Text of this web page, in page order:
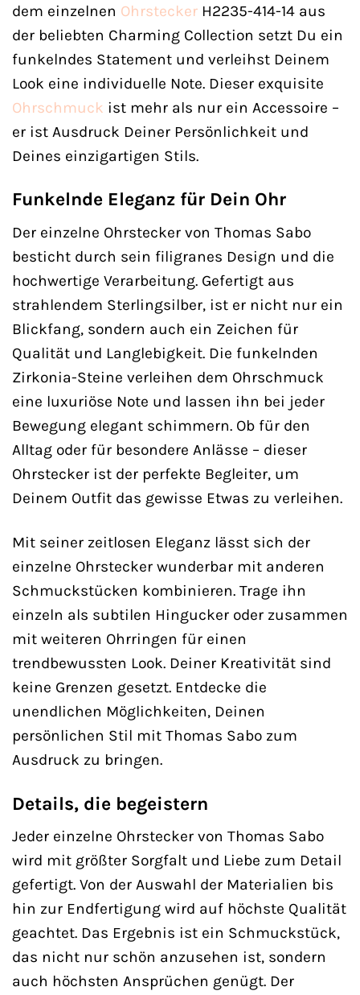
dem einzelnen Ohrstecker H2235-414-14 aus
der beliebten Charming Collection setzt Du ein
funkelndes Statement und verleihst Deinem
Look eine individuelle Note. Dieser exquisite
Ohrschmuck ist mehr als nur ein Accessoire –
er ist Ausdruck Deiner Persönlichkeit und
Deines einzigartigen Stils.
Funkelnde Eleganz für Dein Ohr
Der einzelne Ohrstecker von Thomas Sabo
besticht durch sein filigranes Design und die
hochwertige Verarbeitung. Gefertigt aus
strahlendem Sterlingsilber, ist er nicht nur ein
Blickfang, sondern auch ein Zeichen für
Qualität und Langlebigkeit. Die funkelnden
Zirkonia-Steine verleihen dem Ohrschmuck
eine luxuriöse Note und lassen ihn bei jeder
Bewegung elegant schimmern. Ob für den
Alltag oder für besondere Anlässe – dieser
Ohrstecker ist der perfekte Begleiter, um
Deinem Outfit das gewisse Etwas zu verleihen.
Mit seiner zeitlosen Eleganz lässt sich der
einzelne Ohrstecker wunderbar mit anderen
Schmuckstücken kombinieren. Trage ihn
einzeln als subtilen Hingucker oder zusammen
mit weiteren Ohrringen für einen
trendbewussten Look. Deiner Kreativität sind
keine Grenzen gesetzt. Entdecke die
unendlichen Möglichkeiten, Deinen
persönlichen Stil mit Thomas Sabo zum
Ausdruck zu bringen.
Details, die begeistern
Jeder einzelne Ohrstecker von Thomas Sabo
wird mit größter Sorgfalt und Liebe zum Detail
gefertigt. Von der Auswahl der Materialien bis
hin zur Endfertigung wird auf höchste Qualität
geachtet. Das Ergebnis ist ein Schmuckstück,
das nicht nur schön anzusehen ist, sondern
auch höchsten Ansprüchen genügt. Der